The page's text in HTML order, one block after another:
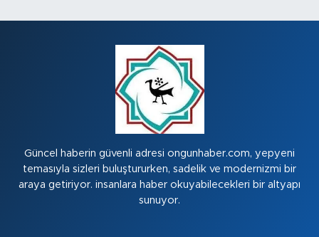
Güncel haberin güvenli adresi ongunhaber.com, yepyeni
temasıyla sizleri buluştururken, sadelik ve modernizmi bir
araya getiriyor. insanlara haber okuyabilecekleri bir altyapı
sunuyor.